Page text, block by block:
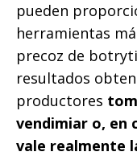
pueden
herramientas
precoz de
resultados
productores
vendimiar o, en
vale realmente